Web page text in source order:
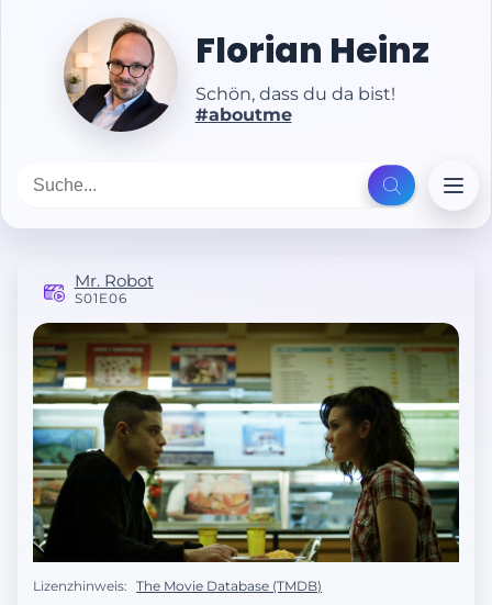
Florian Heinz
Schön, dass du da bist!
#aboutme
Mr. Robot
S01E06
Lizenzhinweis: The Movie Database (TMDB)